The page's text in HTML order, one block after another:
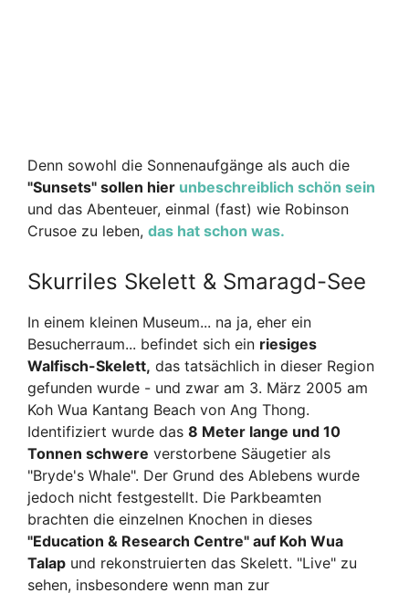
Denn sowohl die Sonnenaufgänge als auch die
"Sunsets" sollen hier unbeschreiblich schön sein
und das Abenteuer, einmal (fast) wie Robinson
Crusoe zu leben, das hat schon was.
Skurriles Skelett & Smaragd-See
In einem kleinen Museum... na ja, eher ein
Besucherraum... befindet sich ein riesiges
Walfisch-Skelett, das tatsächlich in dieser Region
gefunden wurde - und zwar am 3. März 2005 am
Koh Wua Kantang Beach von Ang Thong.
Identifiziert wurde das 8 Meter lange und 10
Tonnen schwere verstorbene Säugetier als
"Bryde's Whale". Der Grund des Ablebens wurde
jedoch nicht festgestellt. Die Parkbeamten
brachten die einzelnen Knochen in dieses
"Education & Research Centre" auf Koh Wua
Talap und rekonstruierten das Skelett. "Live" zu
sehen, insbesondere wenn man zur